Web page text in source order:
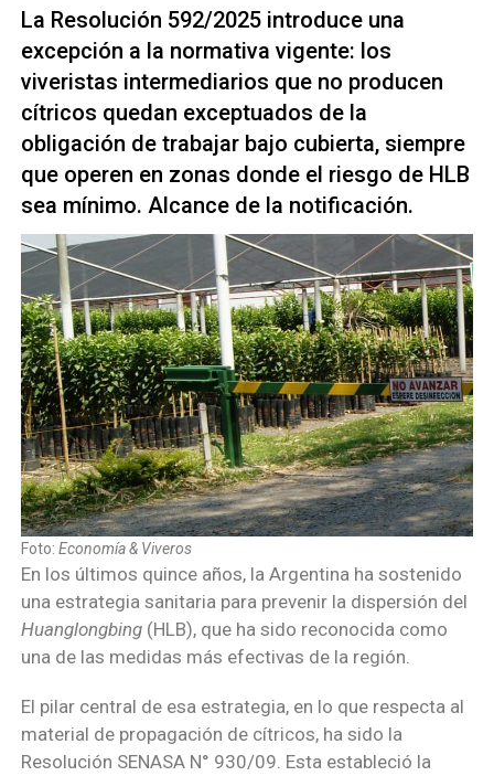
La Resolución 592/2025 introduce una
excepción a la normativa vigente: los
viveristas intermediarios que no producen
cítricos quedan exceptuados de la
obligación de trabajar bajo cubierta, siempre
que operen en zonas donde el riesgo de HLB
sea mínimo. Alcance de la notificación.
Foto: Economía & Viveros
En los últimos quince años, la Argentina ha sostenido
una estrategia sanitaria para prevenir la dispersión del
Huanglongbing(HLB), que ha sido reconocida como
una de las medidas más efectivas de la región.
El pilar central de esa estrategia, en lo que respecta al
material de propagación de cítricos, ha sido la
Resolución SENASA N° 930/09. Esta estableció la